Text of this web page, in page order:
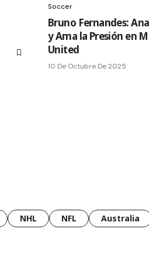
Soccer
Bruno Fernandes:
y Ama la Presión en
United
10 De Octubre De 2025
NHL NFL Australia